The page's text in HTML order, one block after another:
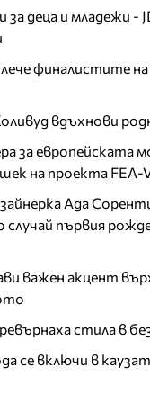
за деца и младежи -
финалистите
вдъхнови
за европейската
на проекта FEA-
Ада
случай първия
важен акцент
стила в
се включи в